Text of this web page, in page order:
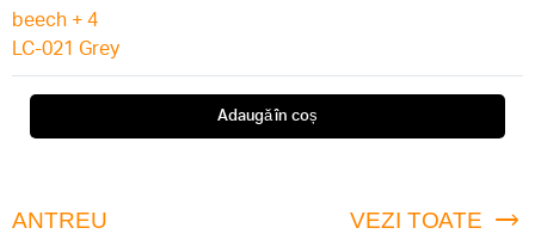
Adaugă în coș
ANTREU VEZI TOATE